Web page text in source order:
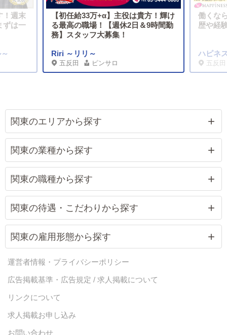
！週末
ずは一
【初任給33万+α】主役は貴方！輝け
る最高の職場！【週休2日＆9時間勤
務】スタッフ大募集！
Riri ～リリ～
五反田 ピンサロ
働くな
歴や経
ハピネ
五反田
関東のエリアから探す
関東の業種から探す
関東の職種から探す
関東の待遇・こだわりから探す
関東の雇用形態から探す
運営者情報・プライバシーポリシー
広告掲載基準・広告規定 / 求人掲載について
リンクについて
求人掲載お申し込み
お問い合わせ